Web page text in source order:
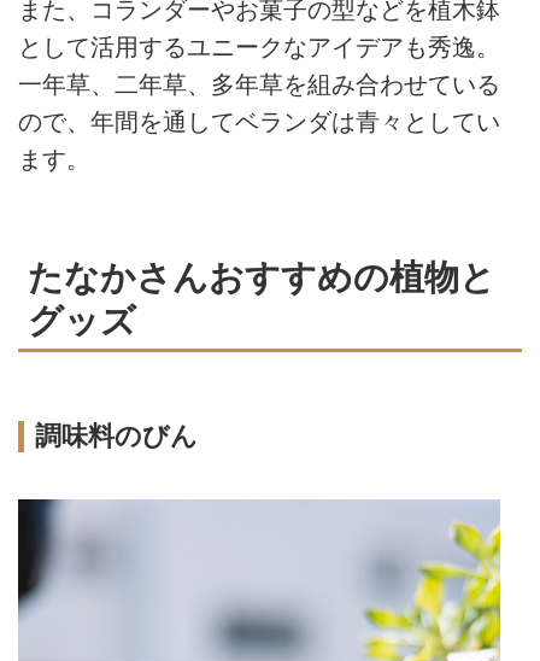
また、コランダーやお菓子の型などを植木鉢
として活用するユニークなアイデアも秀逸。
一年草、二年草、多年草を組み合わせている
ので、年間を通してベランダは青々としてい
ます。
たなかさんおすすめの植物と
グッズ
調味料のびん